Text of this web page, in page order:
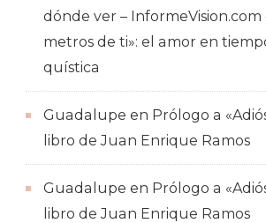
dónde ver – InformeVision.com
metros de ti»: el amor en
quística
Guadalupe en Prólogo a
libro de Juan Enrique Ramos
Guadalupe en Prólogo a
libro de Juan Enrique Ramos